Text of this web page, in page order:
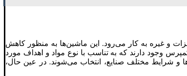
و غیره به کار می‌رود. این ماشین‌ها به منظور کاهش
وجود دارند که به تناسب با نوع مواد و اهداف مورد
و شرایط مختلف صنایع، انتخاب می‌شوند. در عین حال،